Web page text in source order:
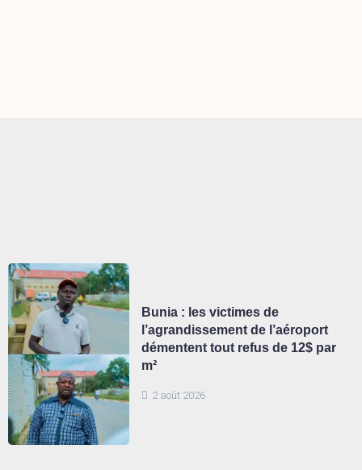
2 août 2026
Bunia : les victimes de
l’agrandissement de l’aéroport
démentent tout refus de 12$ par
m²